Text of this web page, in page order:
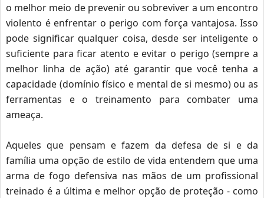
o melhor meio de prevenir ou sobreviver a um encontro
violento é enfrentar o perigo com força vantajosa. Isso
pode significar qualquer coisa, desde ser inteligente o
suficiente para ficar atento e evitar o perigo (sempre a
melhor linha de ação) até garantir que você tenha a
capacidade (domínio físico e mental de si mesmo) ou as
ferramentas e o treinamento para combater uma
ameaça.
Aqueles que pensam e fazem da defesa de si e da
família uma opção de estilo de vida entendem que uma
arma de fogo defensiva nas mãos de um profissional
treinado é a última e melhor opção de proteção - como